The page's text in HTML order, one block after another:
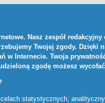
Nasz zespół
Twojej zgody.
w Internecie. Twoja
zgodę możesz
statystycznych,